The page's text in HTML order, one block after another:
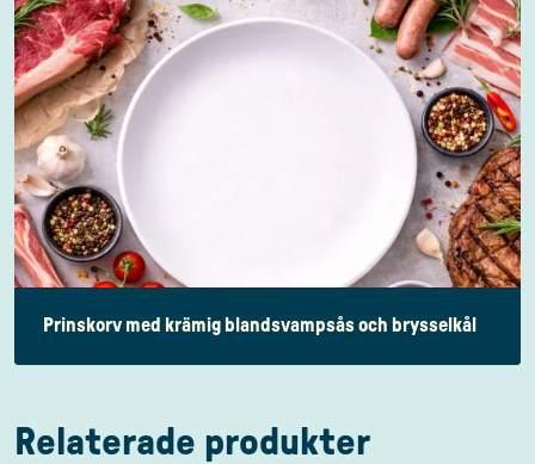
Prinskorv med krämig blandsvampsås och brysselkål
Relaterade produkter